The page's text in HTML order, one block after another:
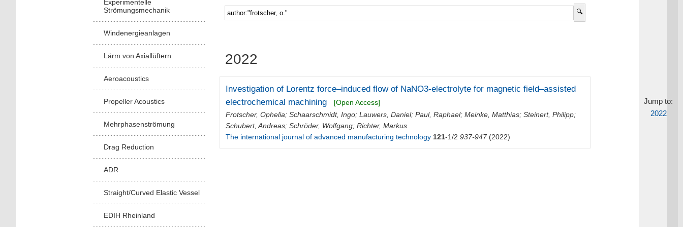
Experimentelle
Strömungsmechanik
Windenergieanlagen
Lärm von Axiallüftern
Aeroacoustics
Propeller Acoustics
Mehrphasenströmung
Drag Reduction
ADR
Straight/Curved Elastic Vessel
EDIH Rheinland
Jump to:
2022
2022
Investigation of Lorentz force–induced flow of NaNO3-electrolyte for magnetic field–assisted
electrochemical machining
[Open Access]
Frotscher, Ophelia;Schaarschmidt, Ingo;Lauwers, Daniel;Paul, Raphael;Meinke, Matthias;Steinert, Philipp;
Schubert, Andreas;Schröder, Wolfgang;Richter, Markus
The international journal of advanced manufacturing technology 121-1/2 937-947(2022)